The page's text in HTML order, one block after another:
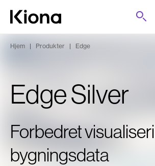
Hopp til innhold
Gå til forsiden
Søk
Hjem | Produkter | Edge
Edge Silver
Forbedret
bygningsdata